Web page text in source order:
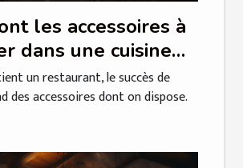
les accessoires à
dans une cuisine
un restaurant, le succès de
des accessoires dont on dispose.